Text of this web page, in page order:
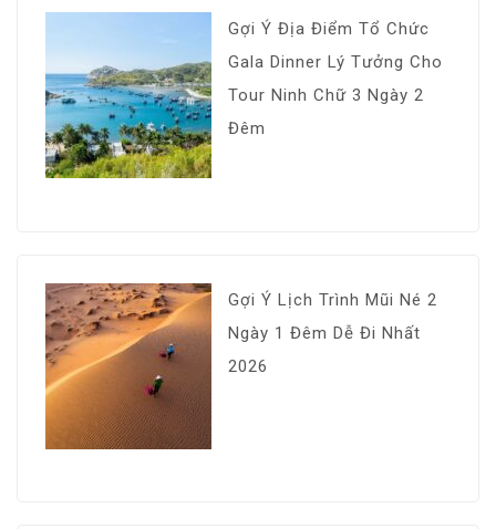
Gợi Ý Địa Điểm Tổ Chức
Gala Dinner Lý Tưởng Cho
Tour Ninh Chữ 3 Ngày 2
Đêm
Gợi Ý Lịch Trình Mũi Né 2
Ngày 1 Đêm Dễ Đi Nhất
2026